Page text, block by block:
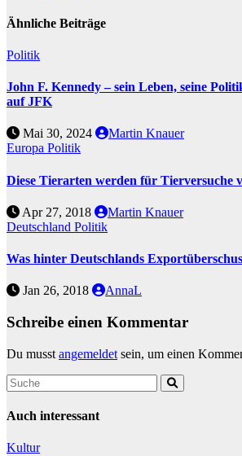
Ähnliche Beiträge
Politik
John F. Kennedy – sein Leben, seine
auf JFK
Mai 30, 2024
Martin Knauer
Europa Politik
Diese Tierarten werden für Tierversuche
Apr 27, 2018
Martin Knauer
Deutschland Politik
Was hinter Deutschlands
Jan 26, 2018 AnnaL
Schreibe einen Kommentar
Du musst angemeldet sein, um einen
Auch interessant
Kultur